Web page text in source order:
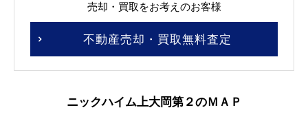
売却・買取をお考えのお客様
不動産売却・買取無料査定
ニックハイム上大岡第２のＭＡＰ